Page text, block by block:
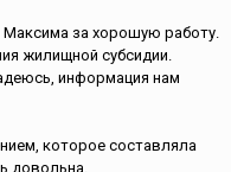
за хорошую работу.
жилищной субсидии.
информация нам
которое составляла
довольна.